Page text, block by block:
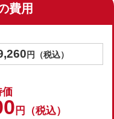
費用
円（税込）
価
円（税込）